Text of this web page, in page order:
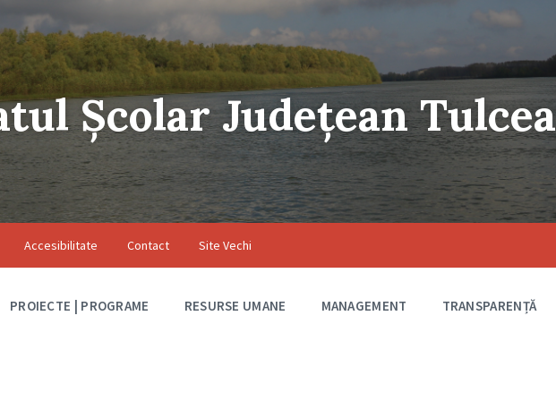
Școlar Județean Tulcea
Accesibilitate Contact Site Vechi
PROIECTE | PROGRAME RESURSE UMANE MANAGEMENT TRANSPARENȚĂ